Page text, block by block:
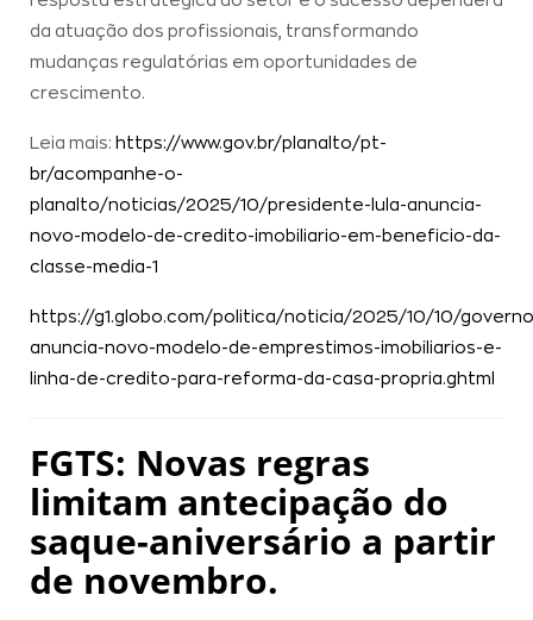
da atuação dos profissionais, transformando
mudanças regulatórias em oportunidades de
crescimento.
Leia mais: https://www.gov.br/planalto/pt-
br/acompanhe-o-
planalto/noticias/2025/10/presidente-lula-anuncia-
novo-modelo-de-credito-imobiliario-em-beneficio-da-
classe-media-1
https://g1.globo.com/politica/noticia/2025/10/10/
anuncia-novo-modelo-de-emprestimos-imobiliarios-e-
linha-de-credito-para-reforma-da-casa-propria.ghtml
FGTS: Novas regras
limitam antecipação do
saque-aniversário a partir
de novembro.